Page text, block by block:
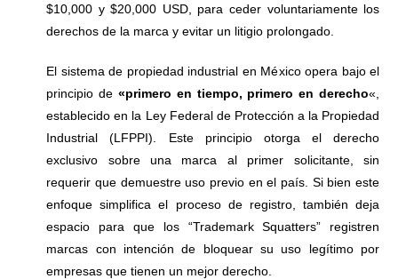
$10,000 y $20,000 USD, para ceder voluntariamente los
derechos de la marca y evitar un litigio prolongado.
El sistema de propiedad industrial en México opera bajo el
principio de «primero en tiempo, primero en derecho«,
establecido en la Ley Federal de Protección a la Propiedad
Industrial (LFPPI). Este principio otorga el derecho
exclusivo sobre una marca al primer solicitante, sin
requerir que demuestre uso previo en el país. Si bien este
enfoque simplifica el proceso de registro, también deja
espacio para que los “Trademark Squatters” registren
marcas con intención de bloquear su uso legítimo por
empresas que tienen un mejor derecho.